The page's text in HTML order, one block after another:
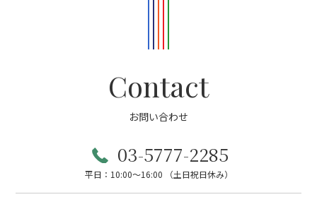
Contact
お問い合わせ
03-5777-2285
平日：10:00～16:00 （土日祝日休み）